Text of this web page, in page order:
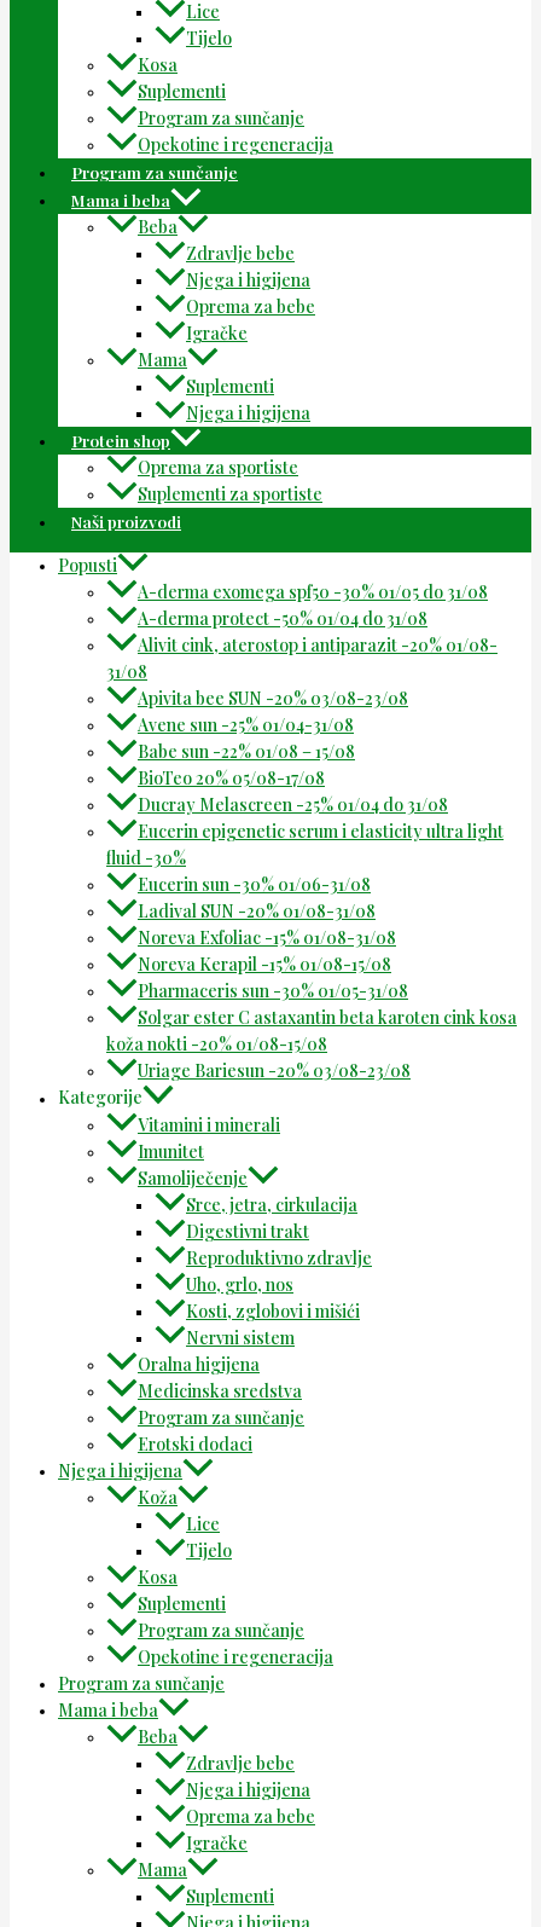
Lice
Tijelo
Kosa
Suplementi
Program za sunčanje
Opekotine i regeneracija
Program za sunčanje
Mama i beba
Beba
Zdravlje bebe
Njega i higijena
Oprema za bebe
Igračke
Mama
Suplementi
Njega i higijena
Protein shop
Oprema za sportiste
Suplementi za sportiste
Naši proizvodi
Popusti
A-derma exomega spf50 -30% 01/05 do 31/08
A-derma protect -50% 01/04 do 31/08
Alivit cink, aterostop i antiparazit -20% 01/08-
31/08
Apivita bee SUN -20% 03/08-23/08
Avene sun -25% 01/04-31/08
Babe sun -22% 01/08 – 15/08
BioTeo 20% 05/08-17/08
Ducray Melascreen -25% 01/04 do 31/08
Eucerin epigenetic serum i elasticity ultra light
fluid -30%
Eucerin sun -30% 01/06-31/08
Ladival SUN -20% 01/08-31/08
Noreva Exfoliac -15% 01/08-31/08
Noreva Kerapil -15% 01/08-15/08
Pharmaceris sun -30% 01/05-31/08
Solgar ester C astaxantin beta karoten cink kosa
koža nokti -20% 01/08-15/08
Uriage Bariesun -20% 03/08-23/08
Kategorije
Vitamini i minerali
Imunitet
Samoliječenje
Srce, jetra, cirkulacija
Digestivni trakt
Reproduktivno zdravlje
Uho, grlo, nos
Kosti, zglobovi i mišići
Nervni sistem
Oralna higijena
Medicinska sredstva
Program za sunčanje
Erotski dodaci
Njega i higijena
Koža
Lice
Tijelo
Kosa
Suplementi
Program za sunčanje
Opekotine i regeneracija
Program za sunčanje
Mama i beba
Beba
Zdravlje bebe
Njega i higijena
Oprema za bebe
Igračke
Mama
Suplementi